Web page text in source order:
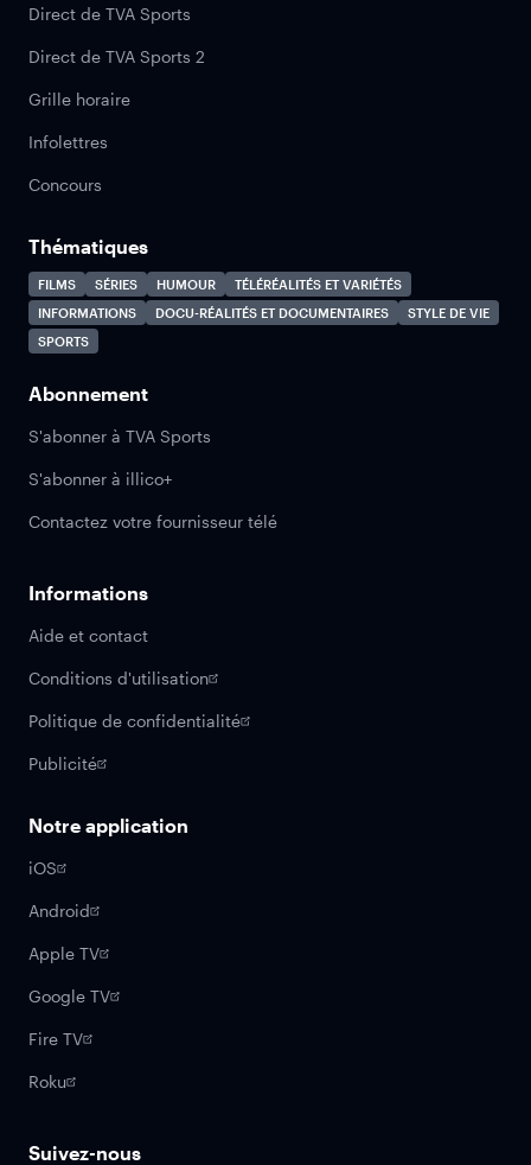
Direct de TVA Sports
Direct de TVA Sports 2
Grille horaire
Infolettres
Concours
Thématiques
FILMS SÉRIES HUMOUR
TÉLÉRÉALITÉS ET VARIÉTÉS
INFORMATIONS
DOCU-RÉALITÉS ET DOCUMENTAIRES
STYLE DE VIE
SPORTS
Abonnement
S'abonner à TVA Sports
S'abonner à illico+
Contactez votre fournisseur télé
Informations
Aide et contact
Conditions d'utilisation
Politique de confidentialité
Publicité
Notre application
iOS
Android
Apple TV
Google TV
Fire TV
Roku
Suivez-nous